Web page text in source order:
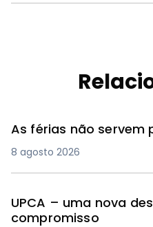
As férias não servem
8 agosto 2026
UPCA – uma nova
compromisso